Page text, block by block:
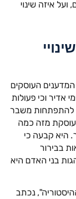
ועל איזה שינוי
העוסקים
אדיר וכי פעולות
להתפתחות משבר
מזה כמה
היא קבעה כי
בבירור
בני האדם היא
נכתב